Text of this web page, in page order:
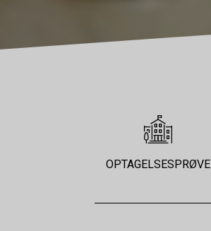
OPTAGELSESPRØVE